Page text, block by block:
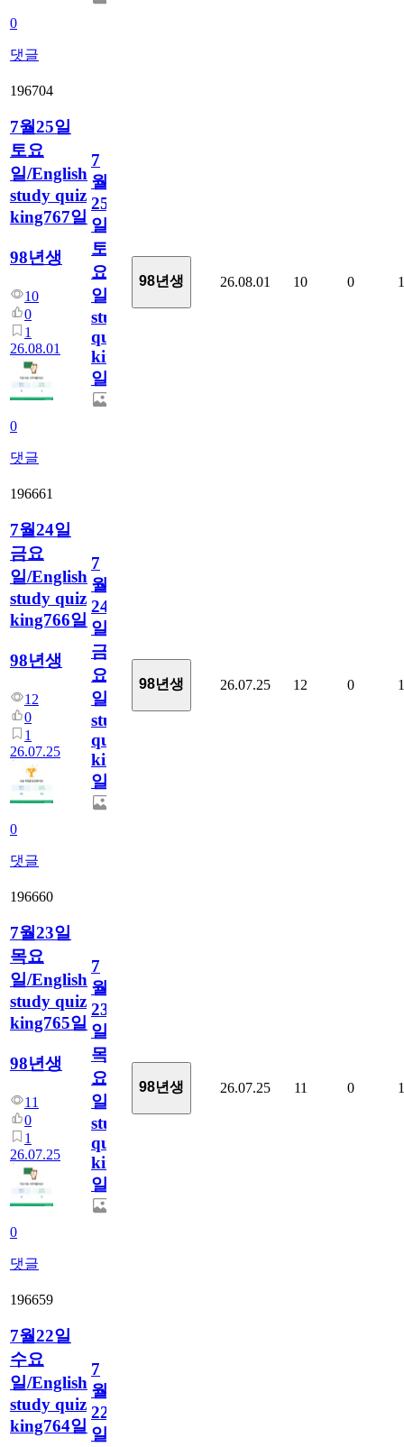
0
댓글
196704
7월25일
토요
일/English
study quiz
king767일
98년생
10
0
1
26.08.01
0
댓글
7
월
25
일
토
요
일/English
study
quiz
king767
일
98년생 26.08.01 10 0 1
196661
7월24일
금요
일/English
study quiz
king766일
98년생
12
0
1
26.07.25
0
댓글
7
월
24
일
금
요
일/English
study
quiz
king766
일
98년생 26.07.25 12 0 1
196660
7월23일
목요
일/English
study quiz
king765일
98년생
11
0
1
26.07.25
0
댓글
7
월
23
일
목
요
일/English
study
quiz
king765
일
98년생 26.07.25 11 0 1
196659
7월22일
수요
일/English
study quiz
king764일
7
월
22
일